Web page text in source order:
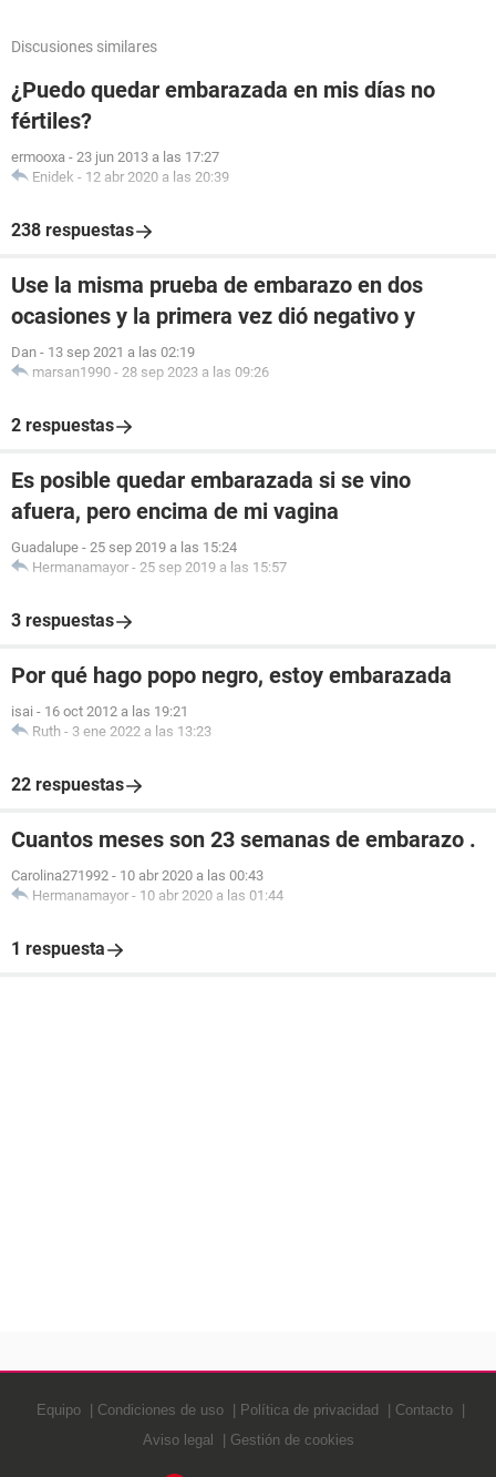
Discusiones similares
¿Puedo quedar embarazada en mis días no
fértiles?
ermooxa - 23 jun 2013 a las 17:27
Enidek - 12 abr 2020 a las 20:39
238 respuestas
Use la misma prueba de embarazo en dos
ocasiones y la primera vez dió negativo y
Dan - 13 sep 2021 a las 02:19
marsan1990 - 28 sep 2023 a las 09:26
2 respuestas
Es posible quedar embarazada si se vino
afuera, pero encima de mi vagina
Guadalupe - 25 sep 2019 a las 15:24
Hermanamayor - 25 sep 2019 a las 15:57
3 respuestas
Por qué hago popo negro, estoy embarazada
isai - 16 oct 2012 a las 19:21
Ruth - 3 ene 2022 a las 13:23
22 respuestas
Cuantos meses son 23 semanas de embarazo .
Carolina271992 - 10 abr 2020 a las 00:43
Hermanamayor - 10 abr 2020 a las 01:44
1 respuesta
Equipo Condiciones de uso Política de privacidad
Contacto
Aviso legal
Gestión de cookies